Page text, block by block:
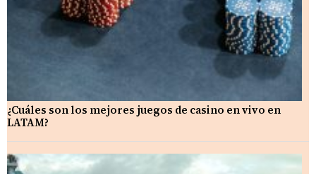
¿Cuáles son los mejores juegos de casino en vivo en
LATAM?